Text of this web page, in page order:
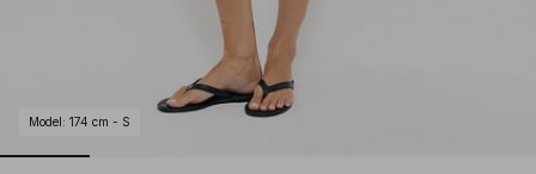
Model : 174 cm - S